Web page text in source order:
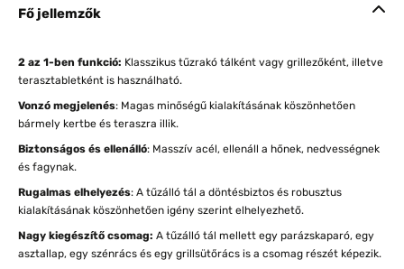
Fő jellemzők
2 az 1-ben funkció: Klasszikus tűzrakó tálként vagy grillezőként, illetve
terasztabletként is használható.
Vonzó megjelenés: Magas minőségű kialakításának köszönhetően
bármely kertbe és teraszra illik.
Biztonságos és ellenálló: Masszív acél, ellenáll a hőnek, nedvességnek
és fagynak.
Rugalmas elhelyezés: A tűzálló tál a döntésbiztos és robusztus
kialakításának köszönhetően igény szerint elhelyezhető.
Nagy kiegészítő csomag: A tűzálló tál mellett egy parázskaparó, egy
asztallap, egy szénrács és egy grillsütőrács is a csomag részét képezik.